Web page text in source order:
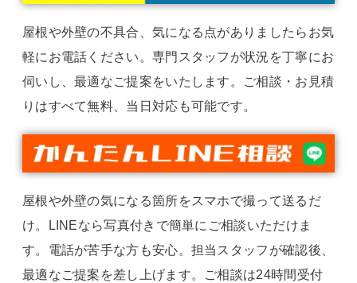
屋根や外壁の不具合、気になる点がありましたらお気
軽にお電話ください。専門スタッフが状況を丁寧にお
伺いし、最適なご提案をいたします。ご相談・お見積
りはすべて無料、当日対応も可能です。
屋根や外壁の気になる箇所をスマホで撮って送るだ
け。LINEなら写真付きで簡単にご相談いただけま
す。電話が苦手な方も安心。担当スタッフが確認後、
最適なご提案を差し上げます。ご相談は24時間受付